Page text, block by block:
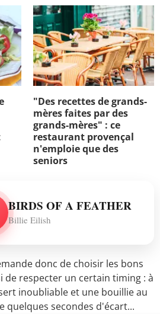
"Des recettes de grands-
mères faites par des
grands-mères" : ce
restaurant provençal
n'emploie que des
seniors
BIRDS OF A FEATHER
Billie Eilish
donc de choisir les bons
de respecter un certain timing : à
inoubliable et une bouillie au
quelques secondes d'écart...